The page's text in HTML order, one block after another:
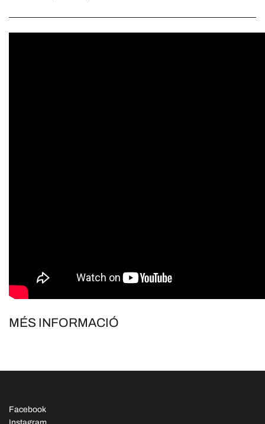
MÉS INFORMACIÓ
Facebook